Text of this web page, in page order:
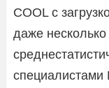
COOL с
даже
специалистами